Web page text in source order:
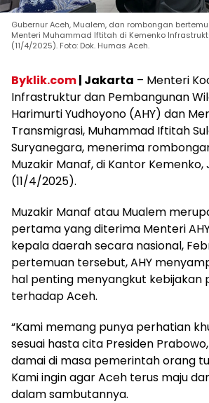
Gubernur Aceh, Mualem, dan rombongan
Menteri Muhammad Iftitah di Kemenko
(11/4/2025). Foto: Dok. Humas Aceh.
Byklik.com| Jakarta – Menteri
Infrastruktur dan Pembangunan
Harimurti Yudhoyono (AHY) dan
Transmigrasi, Muhammad Iftitah
Suryanegara, menerima
Muzakir Manaf, di Kantor
(11/4/2025).
Muzakir Manaf atau Mualem
pertama yang diterima Menteri
kepala daerah secara nasional,
pertemuan tersebut, AHY
hal penting menyangkut kebijakan
terhadap Aceh.
“Kami memang punya perhatian
sesuai hasta cita Presiden
damai di masa pemerintah orang
Kami ingin agar Aceh terus maju
dalam sambutannya.